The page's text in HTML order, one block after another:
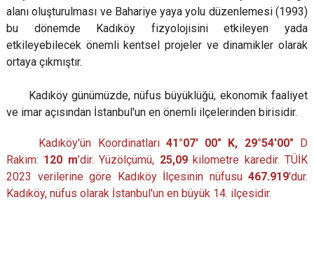
alanı oluşturulması ve Bahariye yaya yolu düzenlemesi (1993)
bu dönemde Kadıköy fizyolojisini etkileyen yada
etkileyebilecek önemli kentsel projeler ve dinamikler olarak
ortaya çıkmıştır.
Kadıköy günümüzde, nüfus büyüklüğü, ekonomik faaliyet
ve imar açısından İstanbul'un en önemli ilçelerinden birisidir.
Kadıköy'ün Koordinatları 41°07′ 00″ K, 29°54′00″ D
Rakım: 120 m’dir. Yüzölçümü, 25,09kilometre karedir. TÜİK
2023 verilerine göre Kadıköy İlçesinin nüfusu 467.919'dur.
Kadıköy, nüfus olarak İstanbul'un en büyük 14. ilçesidir.